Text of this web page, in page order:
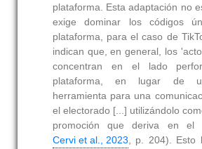
plataforma. Esta adaptación no
exige dominar los códigos
plataforma, para el caso de
indican que, en general, los
concentran en el lado
plataforma, en lugar de
herramienta para una
el electorado [...] utilizándolo
promoción que deriva en el
Cervi et al., 2023 , p. 204).